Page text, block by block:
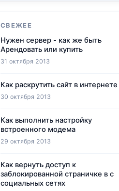
СВЕЖЕЕ
Нужен сервер - как же быть
Арендовать или купить
31 октября 2013
Как раскрутить сайт в интернете
30 октября 2013
Как выполнить настройку
встроенного модема
29 октября 2013
Как вернуть доступ к
заблокированной страничке в с
социальных сетях